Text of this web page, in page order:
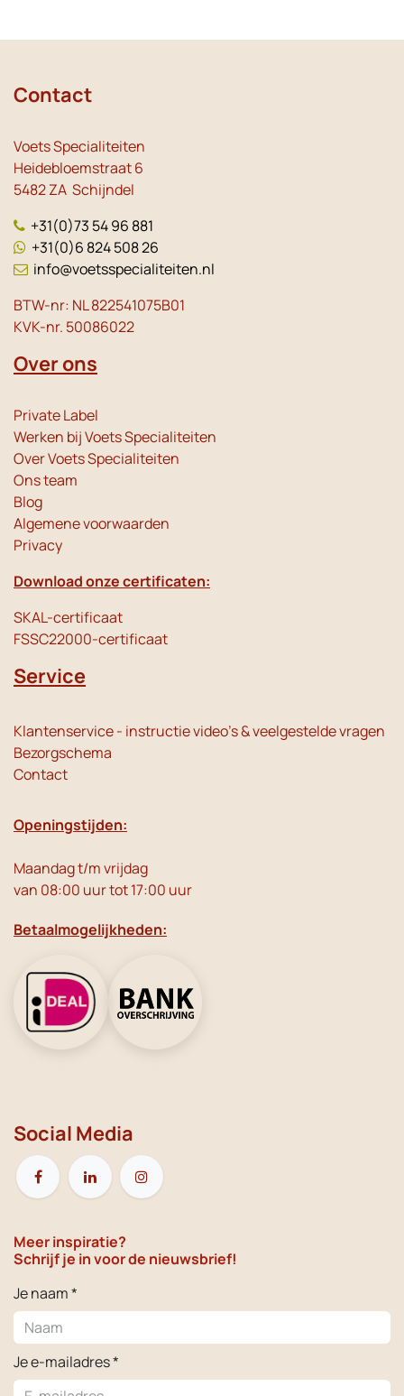
Contact
Voets Specialiteiten
Heidebloemstraat 6
5482 ZA Schijndel
+31(0)73 54 96 881
+31(0)6 824 508 26
info@voetsspecialiteiten.nl
BTW-nr: NL 822541075B01
KVK-nr. 50086022
Over ons
Private Label
Werken bij Voets Specialiteiten
Over Voets Specialiteiten
Ons team
Blog
Algemene voorwaarden
Privacy
Download onze certificaten:
SKAL-certificaat
FSSC22000-certificaat
Service
Klantenservice - instructie video's & veelgestelde vragen
Bezorgschema
Contact
Openingstijden:
Maandag t/m vrijdag
van 08:00 uur tot 17:00 uur
Betaalmogelijkheden:
Social Media
Meer inspiratie?
Schrijf je in voor de nieuwsbrief!
Je naam *
Je e-mailadres *